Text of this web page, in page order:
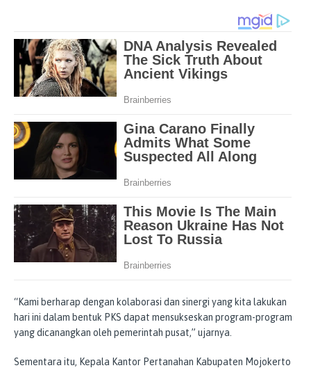
“Kami berharap dengan kolaborasi dan sinergi yang kita lakukan
hari ini dalam bentuk PKS dapat mensukseskan program-program
yang dicanangkan oleh pemerintah pusat,” ujarnya.
Sementara itu, Kepala Kantor Pertanahan Kabupaten Mojokerto